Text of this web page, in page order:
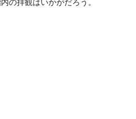
の拝観はいかがだろう。